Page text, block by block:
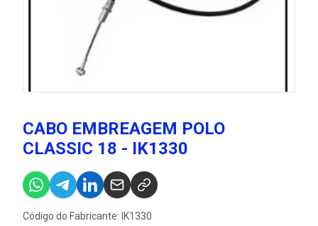
CABO EMBREAGEM POLO
CLASSIC 18 - IK1330
Código do Fabricante: IK1330